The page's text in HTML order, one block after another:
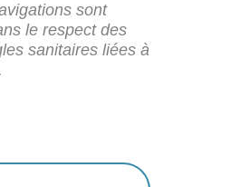
sont
le respect des
sanitaires liées à